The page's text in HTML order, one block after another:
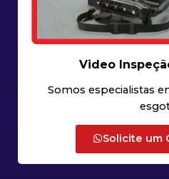
Video
Somos especialistas
Solicite um